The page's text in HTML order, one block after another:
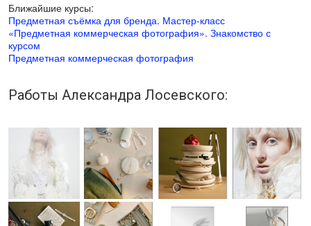
Ближайшие курсы:
Предметная съёмка для бренда. Мастер-класс
«Предметная коммерческая фотография». Знакомство с
курсом
Предметная коммерческая фотография
Работы Александра Лосевского: